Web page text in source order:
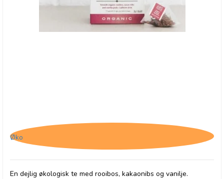
Øko
En dejlig økologisk te med rooibos, kakaonibs og vanilje.